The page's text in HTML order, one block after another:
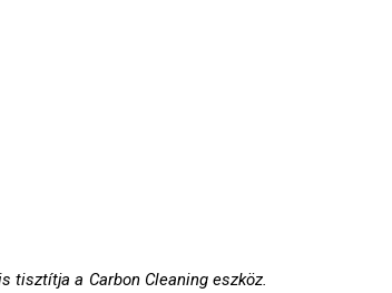
tisztítja a Carbon Cleaning eszköz.